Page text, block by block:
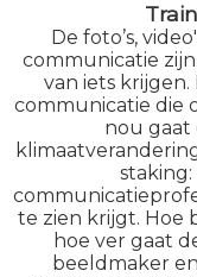
De foto’s,
communicatie
van iets krijgen.
communicatie die
nou gaat
te zien krijgt. Hoe
hoe ver gaat
beeldmaker